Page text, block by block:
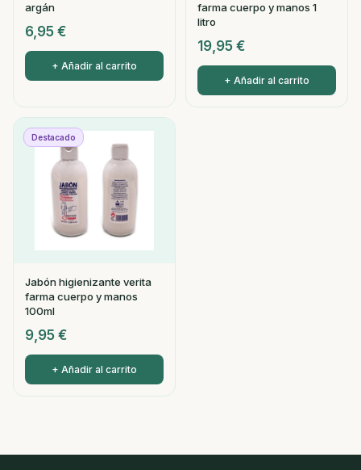
argán
6,95 €
+ Añadir al carrito
farma cuerpo y manos 1
litro
19,95 €
+ Añadir al carrito
Destacado
Jabón higienizante verita
farma cuerpo y manos
100ml
9,95 €
+ Añadir al carrito